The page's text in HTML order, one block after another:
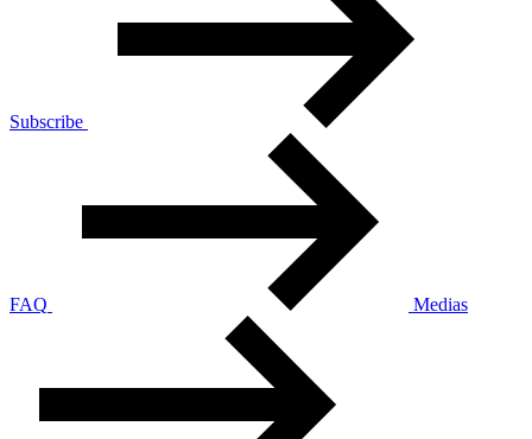
Subscribe
FAQ Medias